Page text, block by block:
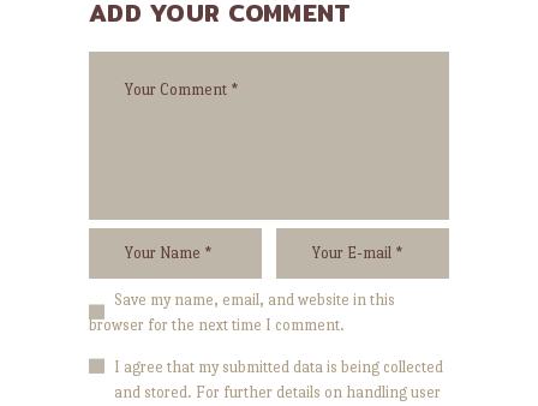
ADD YOUR COMMENT
Save my name, email, and website in this
browser for the next time I comment.
I agree that my submitted data is being collected
and stored. For further details on handling user